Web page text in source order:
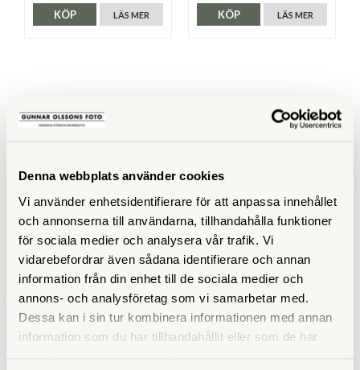
Denna webbplats använder cookies
Vi använder enhetsidentifierare för att anpassa innehållet
och annonserna till användarna, tillhandahålla funktioner
för sociala medier och analysera vår trafik. Vi
vidarebefordrar även sådana identifierare och annan
information från din enhet till de sociala medier och
annons- och analysföretag som vi samarbetar med.
Dessa kan i sin tur kombinera informationen med annan
information som du har tillhandahållit eller som de har
LÄS MER
KÖP LÄS MER
KÖP
SPECIFIKATIONER
ANDRA KÖPTE ÄVEN